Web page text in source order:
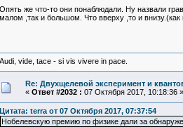
Опять же что-то они понаблюдали. Ну назвали
малом ,так и большом. Что вверху ,то и
Audi, vide, tace - si vis vivere in pace.
Re: Двухщелевой эксперимент и
« Ответ #2032 : 07 Октября 2017, 10:18:36 »
Цитата: terra от 07 Октября 2017, 07:37:54
Нобелевскую премию по физике дали за